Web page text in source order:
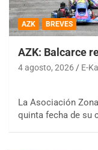
AZK BREVES
AZK: Balcarce
4 agosto, 2026 E-
La Asociación
quinta fecha de su